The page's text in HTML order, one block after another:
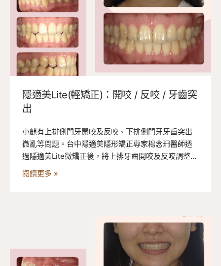
隱適美Lite(輕矯正)：開咬 / 反咬 / 牙齒突
出
小麒有上排側門牙開咬及反咬、下排側門牙牙齒突出
微亂等問題。台中隱適美隱形矯正專家楊念珊醫師透
過隱適美Lite微矯正後，將上排牙齒開咬及反咬調整為
正常咬合，排齊下排牙齒使牙弓形狀更圓弧滑順。來
閱讀更多 »